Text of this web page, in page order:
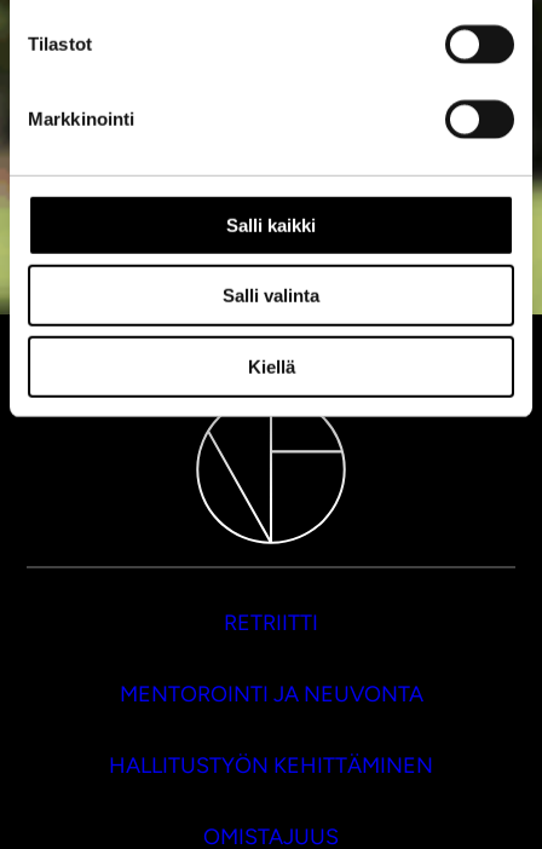
Tilastot
Markkinointi
Salli kaikki
Salli valinta
Kiellä
RETRIITTI
MENTOROINTI JA NEUVONTA
HALLITUSTYÖN KEHITTÄMINEN
OMISTAJUUS